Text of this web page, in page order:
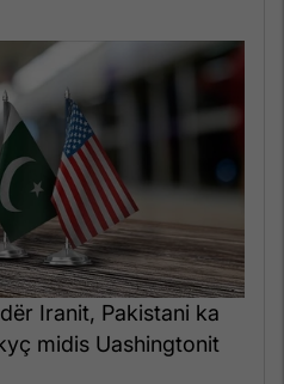
Iranit, Pakistani ka
midis Uashingtonit